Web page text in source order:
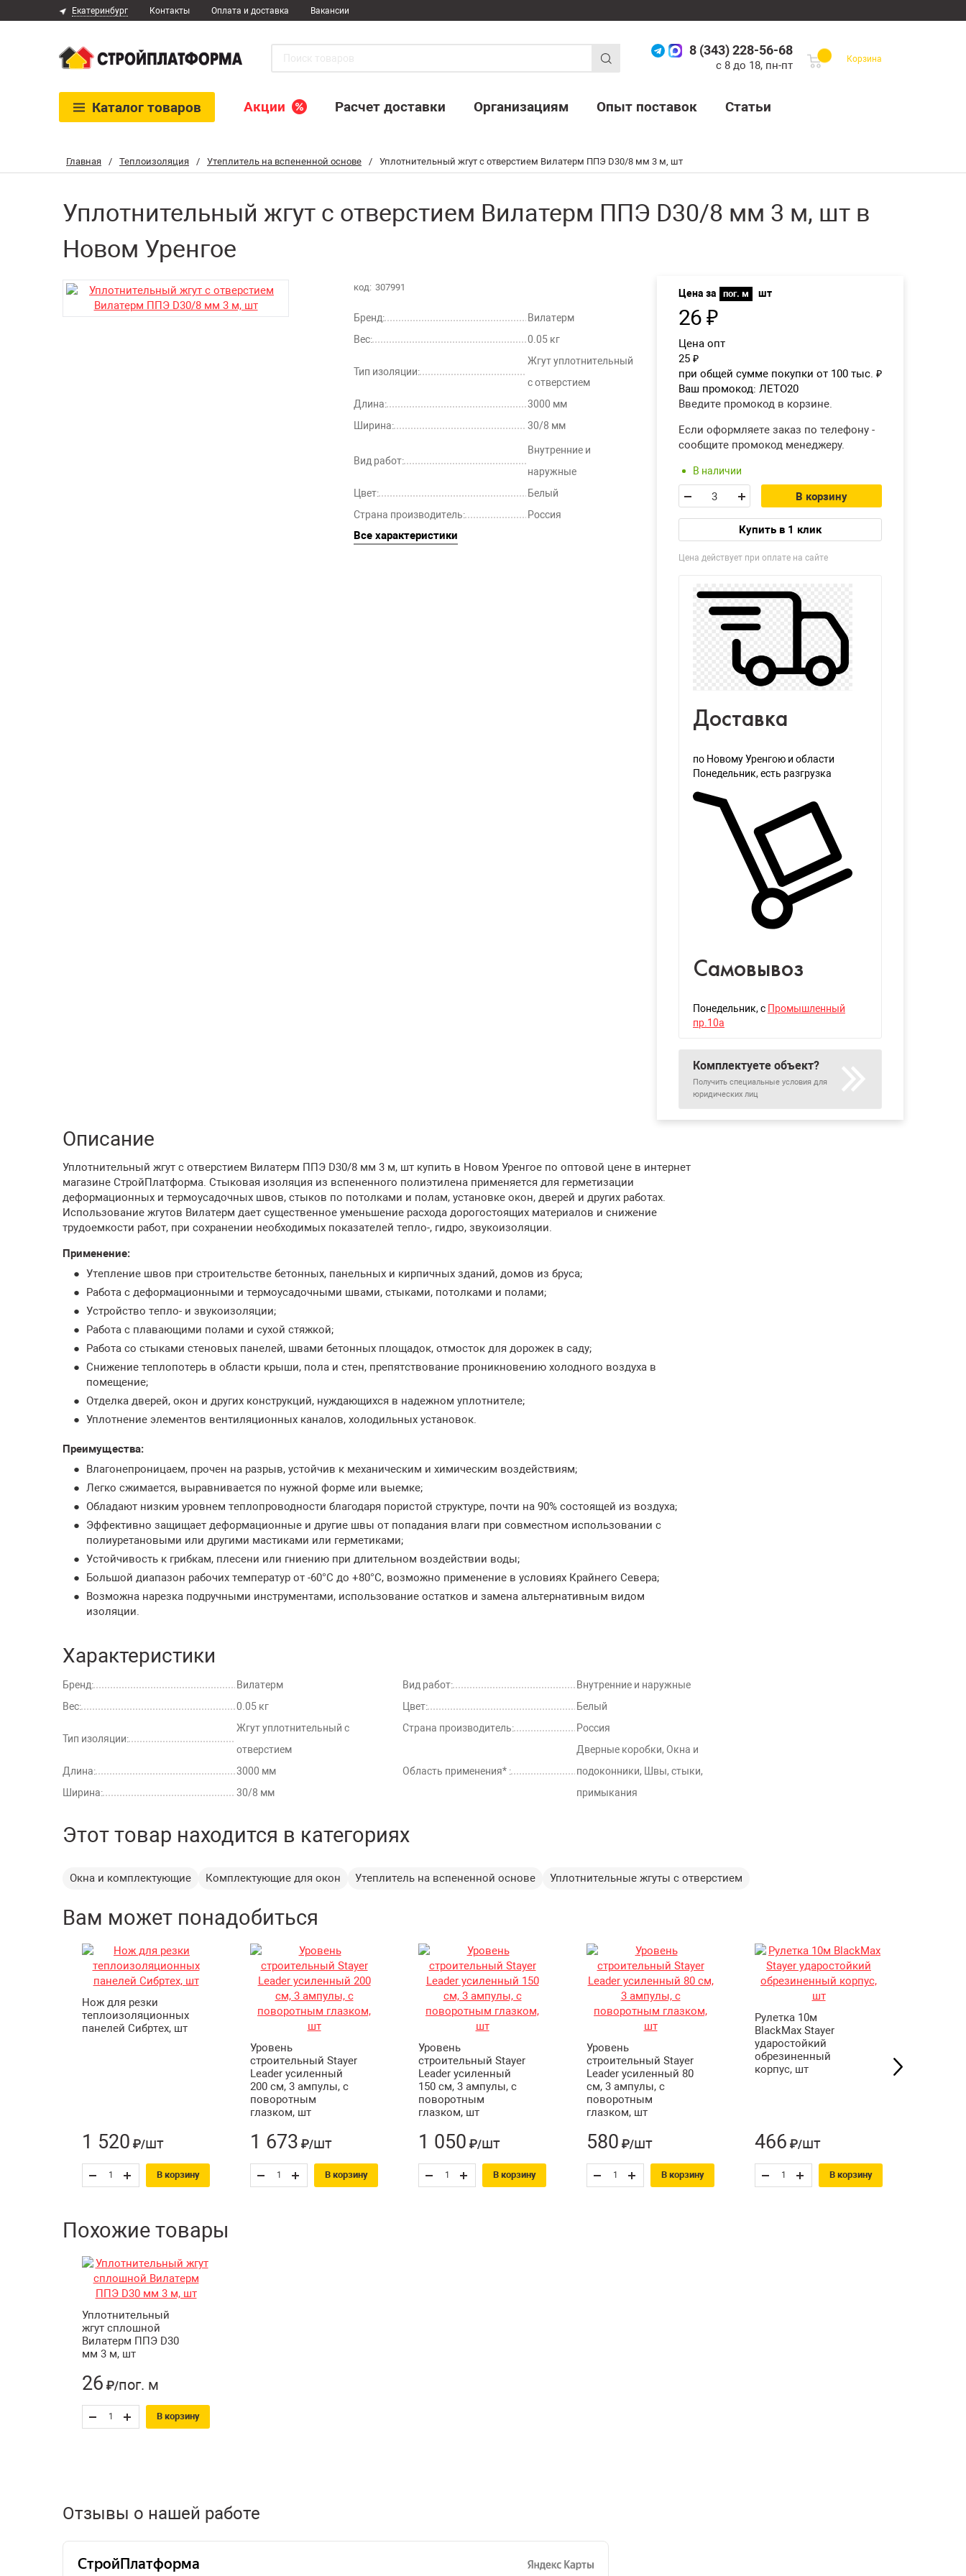
Главная / Теплоизоляция / Утеплитель на вспененной основе / Уплотнительный жгут с отверстием Вилатерм ППЭ D30/8 мм 3 м, шт
Уплотнительный жгут с отверстием Вилатерм ППЭ D30/8 мм 3 м, шт в
Новом Уренгое
код: 307991
Бренд:
Вилатерм
Вес:
0.05 кг
Тип изоляции:
Жгут уплотнительный
с отверстием
Длина:
3000 мм
Ширина:
30/8 мм
Вид работ:
Внутренние и
наружные
Цвет:
Белый
Страна производитель:
Россия
Все характеристики
Цена за пог. м шт
26 ₽
Цена опт
25 ₽
при общей сумме покупки от 100 тыс. ₽
Ваш промокод: ЛЕТО20
Введите промокод в корзине.
Если оформляете заказ по телефону -
сообщите промокод менеджеру.
В наличии
В корзину
Купить в 1 клик
Цена действует при оплате на сайте
Доставка
по Новому Уренгою и области
Понедельник, есть разгрузка
Самовывоз
Понедельник, с Промышленный
пр.10а
Комплектуете объект?
Получить специальные условия для
юридических лиц
Описание
Уплотнительный жгут с отверстием Вилатерм ППЭ D30/8 мм 3 м, шт купить в Новом Уренгое по оптовой цене в интернет
магазине СтройПлатформа. Стыковая изоляция из вспененного полиэтилена применяется для герметизации
деформационных и термоусадочных швов, стыков по потолками и полам, установке окон, дверей и других работах.
Использование жгутов Вилатерм дает существенное уменьшение расхода дорогостоящих материалов и снижение
трудоемкости работ, при сохранении необходимых показателей тепло-, гидро, звукоизоляции.
Применение:
Утепление швов при строительстве бетонных, панельных и кирпичных зданий, домов из бруса;
Работа с деформационными и термоусадочными швами, стыками, потолками и полами;
Устройство тепло- и звукоизоляции;
Работа с плавающими полами и сухой стяжкой;
Работа со стыками стеновых панелей, швами бетонных площадок, отмосток для дорожек в саду;
Снижение теплопотерь в области крыши, пола и стен, препятствование проникновению холодного воздуха в
помещение;
Отделка дверей, окон и других конструкций, нуждающихся в надежном уплотнителе;
Уплотнение элементов вентиляционных каналов, холодильных установок.
Преимущества:
Влагонепроницаем, прочен на разрыв, устойчив к механическим и химическим воздействиям;
Легко сжимается, выравнивается по нужной форме или выемке;
Обладают низким уровнем теплопроводности благодаря пористой структуре, почти на 90% состоящей из воздуха;
Эффективно защищает деформационные и другие швы от попадания влаги при совместном использовании с
полиуретановыми или другими мастиками или герметиками;
Устойчивость к грибкам, плесени или гниению при длительном воздействии воды;
Большой диапазон рабочих температур от -60°С до +80°С, возможно применение в условиях Крайнего Севера;
Возможна нарезка подручными инструментами, использование остатков и замена альтернативным видом
изоляции.
Характеристики
Бренд:
Вилатерм
Вес:
0.05 кг
Тип изоляции:
Жгут уплотнительный с
отверстием
Длина:
3000 мм
Ширина:
30/8 мм
Вид работ:
Внутренние и наружные
Цвет:
Белый
Страна производитель:
Россия
Область применения* :
Дверные коробки, Окна и
подоконники, Швы, стыки,
примыкания
Этот товар находится в категориях
Окна и комплектующие Комплектующие для окон Утеплитель на вспененной основе Уплотнительные жгуты с отверстием
Вам может понадобиться
Нож для резки
теплоизоляционных
панелей Сибртех, шт
1 520 ₽/шт
В корзину
Уровень
строительный Stayer
Leader усиленный
200 см, 3 ампулы, с
поворотным
глазком, шт
1 673 ₽/шт
В корзину
Уровень
строительный Stayer
Leader усиленный
150 см, 3 ампулы, с
поворотным
глазком, шт
1 050 ₽/шт
В корзину
Уровень
строительный Stayer
Leader усиленный 80
см, 3 ампулы, с
поворотным
глазком, шт
580 ₽/шт
В корзину
Рулетка 10м
BlackMax Stayer
ударостойкий
обрезиненный
корпус, шт
466 ₽/шт
В корзину
Похожие товары
Уплотнительный
жгут сплошной
Вилатерм ППЭ D30
мм 3 м, шт
26 ₽/пог. м
В корзину
Отзывы о нашей работе
Екатеринбург Контакты Оплата и доставка Вакансии
8 (343) 228-56-68
с 8 до 18, пн-пт
Корзина
Каталог товаров Акции Расчет доставки Организациям Опыт поставок Статьи